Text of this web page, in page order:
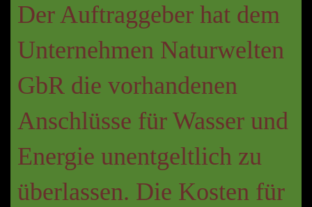
Der Auftraggeber hat dem
Unternehmen Naturwelten
GbR die vorhandenen
Anschlüsse für Wasser und
Energie unentgeltlich zu
überlassen. Die Kosten für